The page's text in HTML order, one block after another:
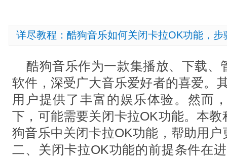
详尽教程：酷狗音乐如何关闭卡拉OK功能，步
酷狗音乐作为一款集播放、下载、
软件，深受广大音乐爱好者的喜爱。
用户提供了丰富的娱乐体验。然而
下，可能需要关闭卡拉OK功能。本
狗音乐中关闭卡拉OK功能，帮助用
二、关闭卡拉OK功能的前提条件在